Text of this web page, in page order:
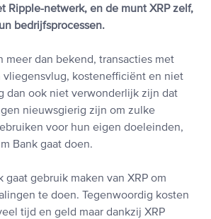
Ripple-netwerk, en de munt XRP zelf,
bedrijfsprocessen.
meer dan bekend, transacties met
kostenefficiënt en niet
dan ook niet verwonderlijk zijn dat
nieuwsgierig zijn om zulke
voor hun eigen doeleinden,
Bank gaat doen.
gaat gebruik maken van XRP om
te doen. Tegenwoordig kosten
tijd en geld maar dankzij XRP